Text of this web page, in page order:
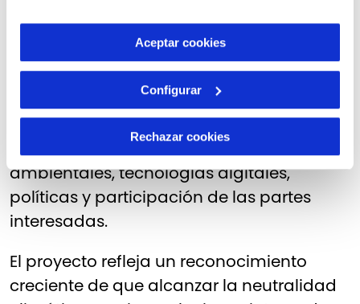
por tanto no se pueden desactivar. Puedes consultar
más información en nuestraPolítica de Cookies
Aceptar cookies
Configurar
Rechazar cookies
compartida
HydroPulse reúne a16 organizaciones
líderes de 9 países, combinando
experiencia en ingeniería, hidrología,
ecología, inteligencia artificial, ciencias
ambientales, tecnologías digitales,
políticas y participación de las partes
interesadas.
El proyecto refleja un reconocimiento
creciente de que alcanzar la neutralidad